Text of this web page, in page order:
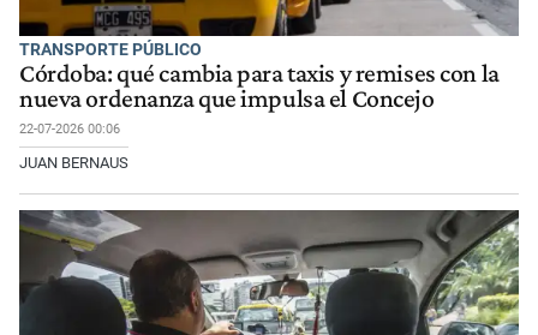
TRANSPORTE PÚBLICO
Córdoba: qué cambia para taxis y remises con la
nueva ordenanza que impulsa el Concejo
22-07-2026 00:06
JUAN BERNAUS